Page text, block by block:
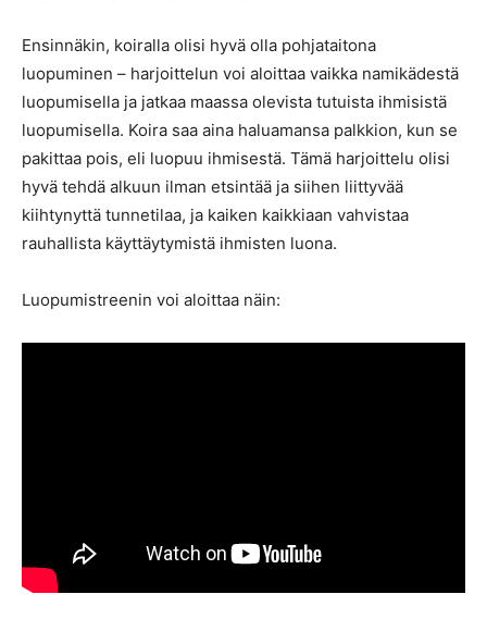
Ensinnäkin, koiralla olisi hyvä olla pohjataitona
luopuminen – harjoittelun voi aloittaa vaikka namikädestä
luopumisella ja jatkaa maassa olevista tutuista ihmisistä
luopumisella. Koira saa aina haluamansa palkkion, kun se
pakittaa pois, eli luopuu ihmisestä. Tämä harjoittelu olisi
hyvä tehdä alkuun ilman etsintää ja siihen liittyvää
kiihtynyttä tunnetilaa, ja kaiken kaikkiaan vahvistaa
rauhallista käyttäytymistä ihmisten luona.
Luopumistreenin voi aloittaa näin: